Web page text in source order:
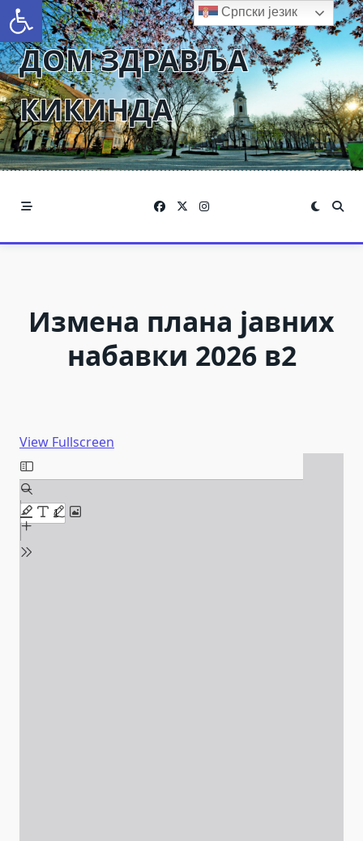
Skip
to
content
ДОМ ЗДРАВЉА
КИКИНДА
Измена плана јавних
набавки 2026 в2
View Fullscreen
Skip
to
PDF
content
Српски језик